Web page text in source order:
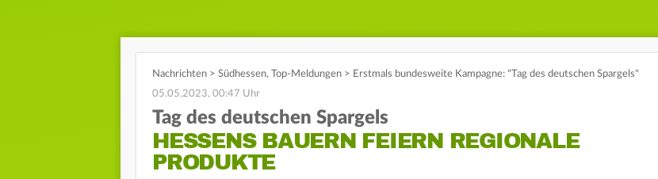
Nachrichten > Südhessen, Top-Meldungen > Erstmals bundesweite Kampagne: "Tag des deutschen Spargels"
05.05.2023, 00:47 Uhr
Tag des deutschen Spargels
HESSENS BAUERN FEIERN REGIONALE
PRODUKTE